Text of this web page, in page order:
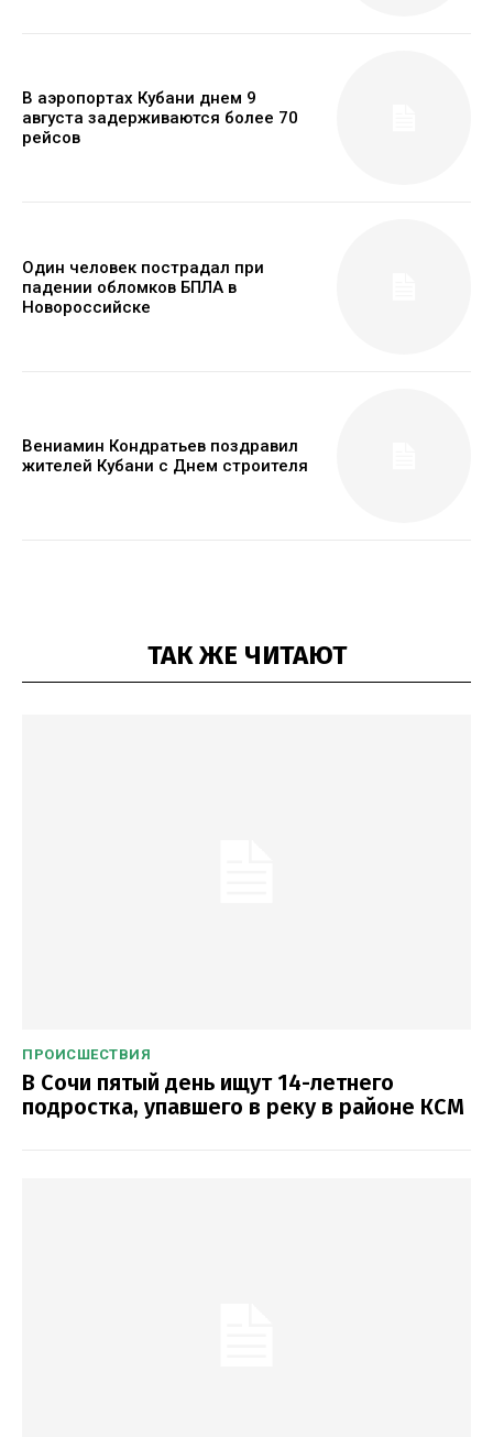
В аэропортах Кубани днем 9
августа задерживаются более 70
рейсов
Один человек пострадал при
падении обломков БПЛА в
Новороссийске
Вениамин Кондратьев поздравил
жителей Кубани с Днем строителя
ТАК ЖЕ ЧИТАЮТ
ПРОИСШЕСТВИЯ
В Сочи пятый день ищут 14-летнего
подростка, упавшего в реку в районе КСМ